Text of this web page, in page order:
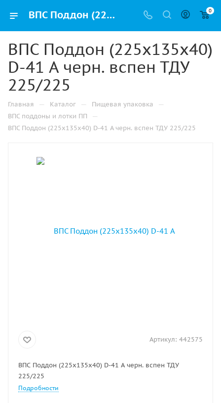
ВПС Поддон (225х135х40) D-41 А черн. вспен ТДУ 225/225 купить оптом и розницу с доставкой в Казани 0
ВПС Поддон (225х135х40)
D-41 А черн. вспен ТДУ
225/225
Главная — Каталог — Пищевая упаковка —
ВПС поддоны и лотки ПП —
ВПС Поддон (225х135х40) D-41 А черн. вспен ТДУ 225/225
Артикул: 442575
ВПС Поддон (225х135х40) D-41 А черн. вспен ТДУ
225/225
Подробности